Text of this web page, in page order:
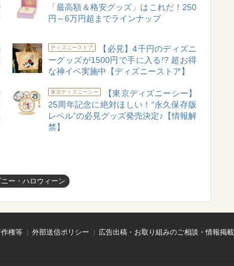
「最高額＆格安グッズ」はこれだ！250
円～6万円超までラインナップ
ディズニーストア
【必見】4千円のディズニ
ーグッズが1500円で手に入る!? 超お得
な神イベ実施中【ディズニーストア】
東京ディズニーシー
【東京ディズニーシー】
25周年記念に絶対ほしい！“永久保存版
レベル”の必見グッズ発売決定♪【情報解
禁】
ー・ハロウィーン
権等 外部送信ポリシー
広告出稿・お取り組みのご相談・情報掲